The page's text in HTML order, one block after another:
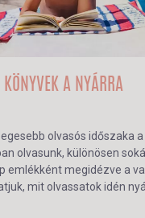
A NYÁRRA
olvasós időszaka
olvasunk, különösen
emlékként megidézve a
mit olvassatok idén